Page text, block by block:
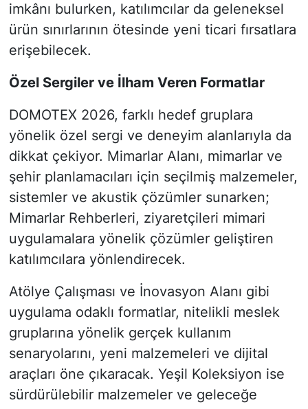
imkânı bulurken, katılımcılar da geleneksel
ürün sınırlarının ötesinde yeni ticari fırsatlara
erişebilecek.
Özel Sergiler ve İlham Veren Formatlar
DOMOTEX 2026, farklı hedef gruplara
yönelik özel sergi ve deneyim alanlarıyla da
dikkat çekiyor. Mimarlar Alanı, mimarlar ve
şehir planlamacıları için seçilmiş malzemeler,
sistemler ve akustik çözümler sunarken;
Mimarlar Rehberleri, ziyaretçileri mimari
uygulamalara yönelik çözümler geliştiren
katılımcılara yönlendirecek.
Atölye Çalışması ve İnovasyon Alanı gibi
uygulama odaklı formatlar, nitelikli meslek
gruplarına yönelik gerçek kullanım
senaryolarını, yeni malzemeleri ve dijital
araçları öne çıkaracak. Yeşil Koleksiyon ise
sürdürülebilir malzemeler ve geleceğe